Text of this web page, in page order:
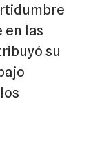
en las
su